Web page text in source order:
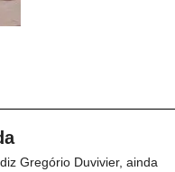
Gregório Duvivier, ainda